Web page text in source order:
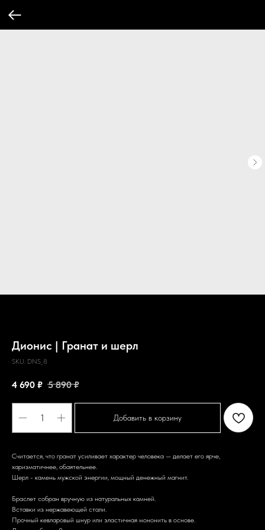
Дионис | Гранат и шерл
SKU: DNS_8
4 690 ₽ 5 890 ₽
Добавить в корзину
Считается, что гранат усиливает характер человека — делает его ярче,
харизматичнее, обаятельнее.
Шерл - камень мужской энергии, мощный денежный магнит.
Браслет собран вручную из натуральных камней.
Вставки из нержавеющей стали.
Прочный кевларовый шнур или эластичная мононить в основе.